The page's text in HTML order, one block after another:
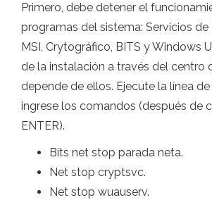
Primero, debe detener el
programas del sistema: Servicios
MSI, Crytográfico, BITS y Windows
de la instalación a través del centro
depende de ellos. Ejecute la línea
ingrese los comandos (después de
ENTER).
Bits net stop parada neta.
Net stop cryptsvc.
Net stop wuauserv.